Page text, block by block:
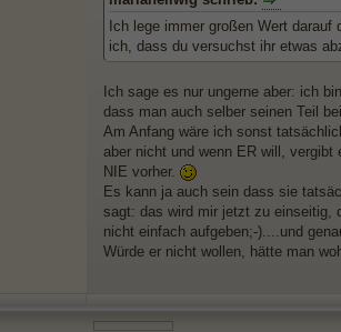
Ich lege immer großen Wert
ich, dass du versuchst ihr etwas
Ich sage es nur ungerne aber: ich
dass man auch selber seinen Teil
Am Anfang wäre ich sonst
aber nicht und wenn ER will,
NIE vorher.
Es kann ja auch sein dass sie
sagt: das wird mir jetzt zu einseitig,
nicht einfach aufgeben;-)....und
Würde er nicht wollen, hätte man